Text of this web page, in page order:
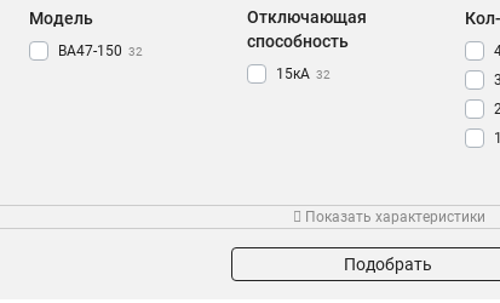
Модель
ВА47-150 32
Отключающая
способность
15кА 32
Показать характеристики
Подобрать